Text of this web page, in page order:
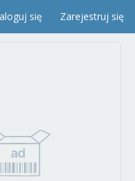
się Zarejestruj się